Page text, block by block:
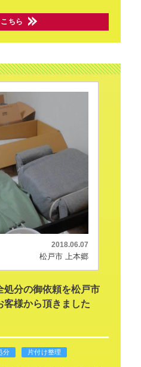
ちら
2018.06.07
松戸市 上本郷
処分の御依頼を松戸市
客様から頂きました
分 片付け整理